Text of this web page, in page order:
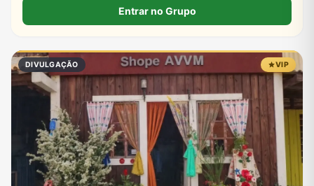
#grupos #grupo #whatsappEntrar no Grupo
DIVULGAÇÃO VIP